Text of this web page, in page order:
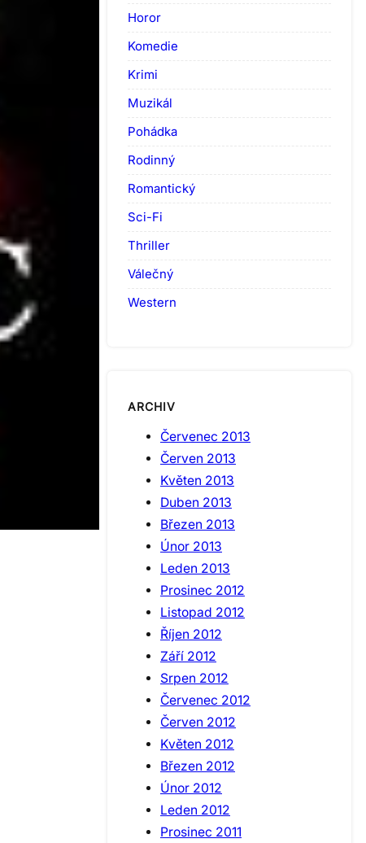
Horor
Komedie
Krimi
Muzikál
Pohádka
Rodinný
Romantický
Sci-Fi
Thriller
Válečný
Western
ARCHIV
Červenec 2013
Červen 2013
Květen 2013
Duben 2013
Březen 2013
Únor 2013
Leden 2013
Prosinec 2012
Listopad 2012
Říjen 2012
Září 2012
Srpen 2012
Červenec 2012
Červen 2012
Květen 2012
Březen 2012
Únor 2012
Leden 2012
Prosinec 2011